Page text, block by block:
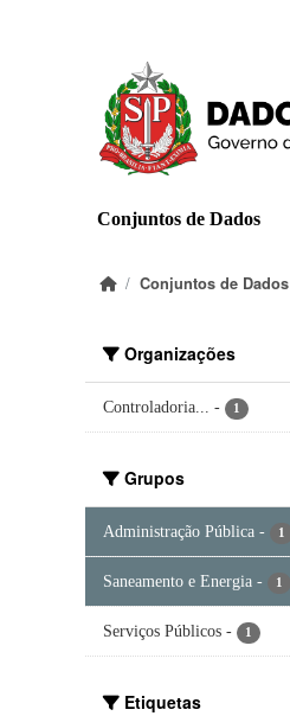
Conjuntos de Dados
Conjuntos de Dados
Organizações
Controladoria... - 1
Grupos
Administração Pública - 1
Saneamento e Energia - 1
Serviços Públicos - 1
Etiquetas